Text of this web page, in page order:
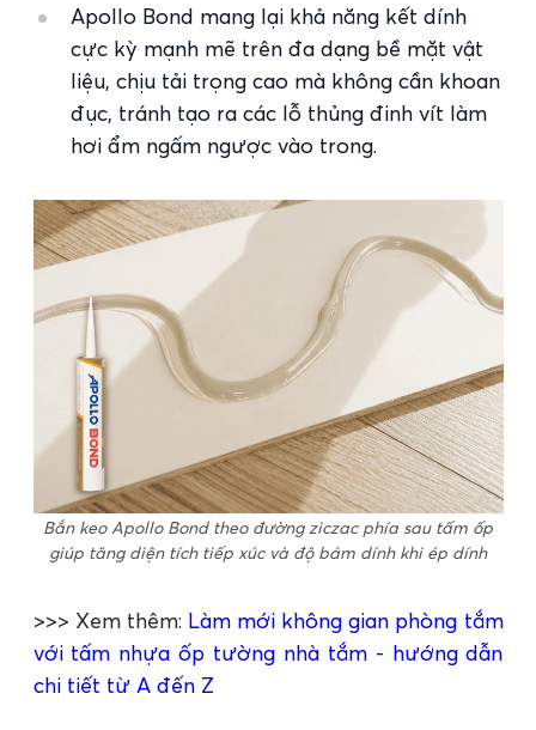
Apollo Bond mang lại khả năng kết dính
cực kỳ mạnh mẽ trên đa dạng bề mặt vật
liệu, chịu tải trọng cao mà không cần khoan
đục, tránh tạo ra các lỗ thủng đinh vít làm
hơi ẩm ngấm ngược vào trong.
Bắn keo Apollo Bond theo đường ziczac phía sau tấm ốp
giúp tăng diện tích tiếp xúc và độ bám dính khi ép dính
>>> Xem thêm: Làm mới không gian phòng tắm
với tấm nhựa ốp tường nhà tắm - hướng dẫn
chi tiết từ A đến Z